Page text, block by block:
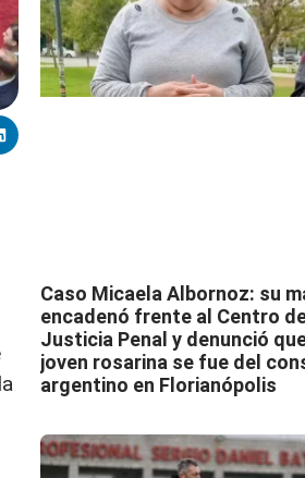
Caso Micaela Albornoz: su
encadenó frente al Centro
Justicia Penal y denunció
joven rosarina se fue del
argentino en Florianópolis